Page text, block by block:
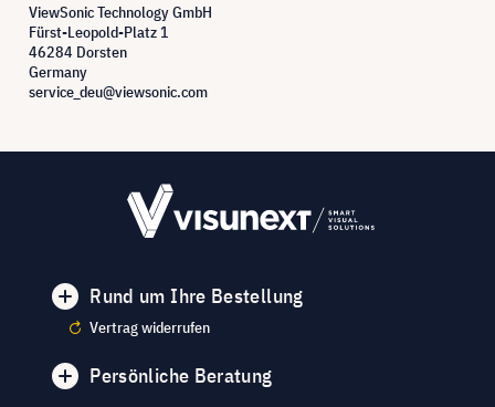
ViewSonic Technology GmbH
Fürst-Leopold-Platz 1
46284 Dorsten
Germany
service_deu@viewsonic.com
Rund um Ihre Bestellung
Vertrag widerrufen
Persönliche Beratung